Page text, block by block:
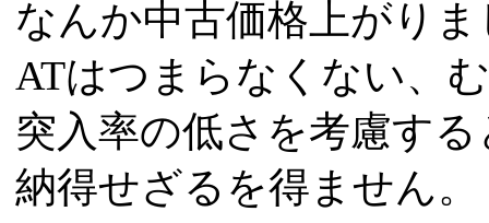
なんか中古価格上がり
ATはつまらなくない、
突入率の低さを考慮す
納得せざるを得ません。